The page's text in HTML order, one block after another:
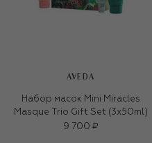
AVEDA
Набор масок Mini Miracles
Masque Trio Gift Set (3x50ml)
9 700 ₽